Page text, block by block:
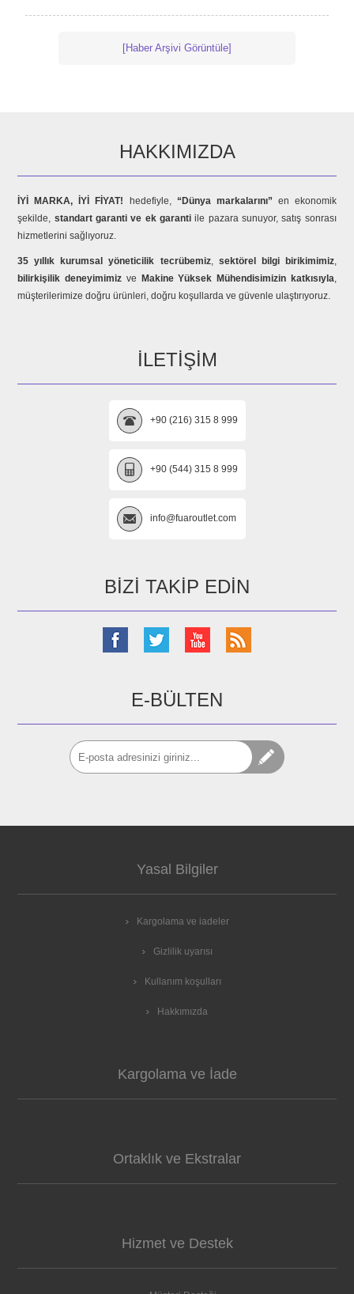
[Haber Arşivi Görüntüle]
HAKKIMIZDA
İYİ MARKA, İYİ FİYAT! hedefiyle, “Dünya markalarını” en ekonomik
şekilde, standart garanti ve ek garanti ile pazara sunuyor, satış sonrası
hizmetlerini sağlıyoruz.
35 yıllık kurumsal yöneticilik tecrübemiz, sektörel bilgi birikimimiz,
bilirkişilik deneyimimiz ve Makine Yüksek Mühendisimizin katkısıyla,
müşterilerimize doğru ürünleri, doğru koşullarda ve güvenle ulaştırıyoruz.
İLETIŞIM
+90 (216) 315 8 999
+90 (544) 315 8 999
info@fuaroutlet.com
BIZI TAKIP EDIN
E-BÜLTEN
Yasal Bilgiler
Kargolama ve iadeler
Gizlilik uyarısı
Kullanım koşulları
Hakkımızda
Kargolama ve İade
Ortaklık ve Ekstralar
Hizmet ve Destek